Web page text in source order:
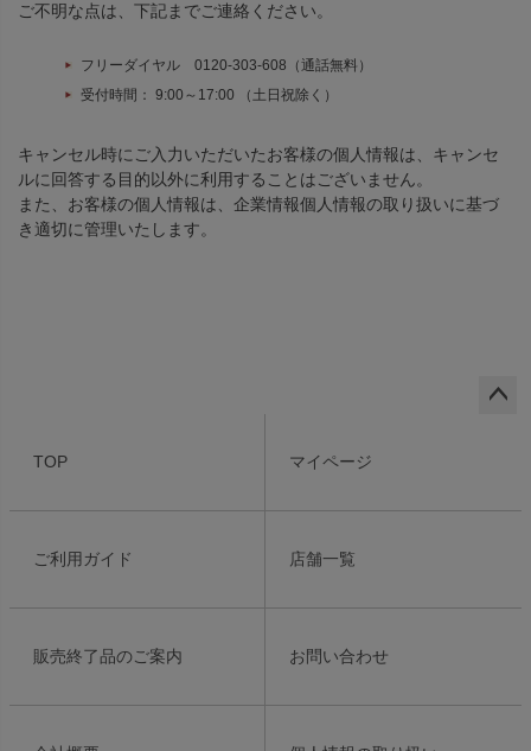
ご不明な点は、下記までご連絡ください。
フリーダイヤル 0120-303-608（通話無料）
受付時間： 9:00～17:00 （土日祝除く）
キャンセル時にご入力いただいたお客様の個人情報は、キャンセ
ルに回答する目的以外に利用することはございません。
また、お客様の個人情報は、企業情報個人情報の取り扱いに基づ
き適切に管理いたします。
TOP マイページ
ご利用ガイド 店舗一覧
販売終了品のご案内 お問い合わせ